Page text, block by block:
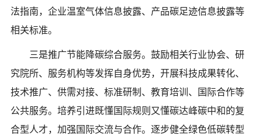
法指南，企业温室气体信息披露、产品碳足迹信息披露等
相关标准。
三是推广节能降碳综合服务。鼓励相关行业协会、研
究院所、服务机构等发挥自身优势，开展科技成果转化、
技术推广、供需对接、标准研制、教育培训、国际合作等
公共服务。培养引进既懂国际规则又懂碳达峰碳中和的复
合型人才，加强国际交流与合作。逐步健全绿色低碳转型